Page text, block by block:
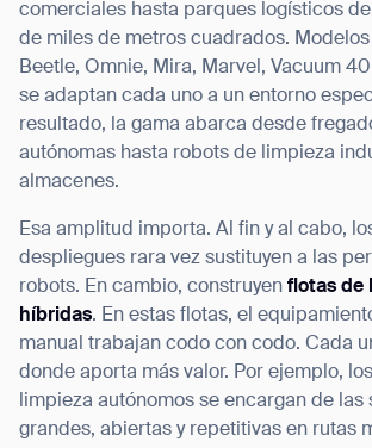
comerciales hasta parques logísticos
de miles de metros cuadrados.
Beetle, Omnie, Mira, Marvel, Vacuum
se adaptan cada uno a un entorno
resultado, la gama abarca desde
autónomas hasta robots de limpieza
almacenes.
Esa amplitud importa. Al fin y al cabo,
despliegues rara vez sustituyen a las
robots. En cambio, construyen flotas de
híbridas. En estas flotas, el
manual trabajan codo con codo. Cada
donde aporta más valor. Por ejemplo,
limpieza autónomos se encargan de las
grandes, abiertas y repetitivas en rutas